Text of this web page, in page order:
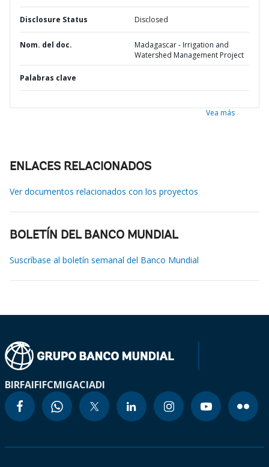
Disclosure Status Disclosed
Nom. del doc.
Madagascar - Irrigation and
Watershed Management Project
Palabras clave
Vea más
ENLACES RELACIONADOS
Ver documentos relacionados con los proyectos
BOLETÍN DEL BANCO MUNDIAL
Suscríbase al boletín semanal del Banco Mundial
BIRFAIFIFCMIGACIADI